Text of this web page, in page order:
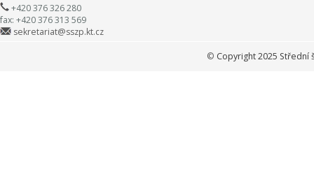
+420 376 326 280
fax: +420 376 313 569
sekretariat@sszp.kt.cz
© Copyright 2025 Střední